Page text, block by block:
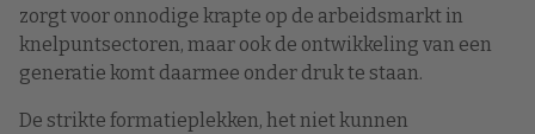
zorgt voor onnodige krapte op de arbeidsmarkt in
knelpuntsectoren, maar ook de ontwikkeling van een
generatie komt daarmee onder druk te staan.
De strikte formatieplekken, het niet kunnen